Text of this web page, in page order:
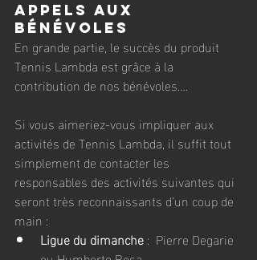
Appels aux
bénévoles
En grande partie, le succès du produit
Tennis Lambda est grâce à la
contribution de nos bénévoles….
Si vous aimeriez-vous impliquer aux
activités de Tennis Lambda, il suffit tout
simplement de contacter les
responsables des activités suivantes qui
seront très reconnaissants d’un coup de
main :
Ligue du dimanche :  Pierre Degarie